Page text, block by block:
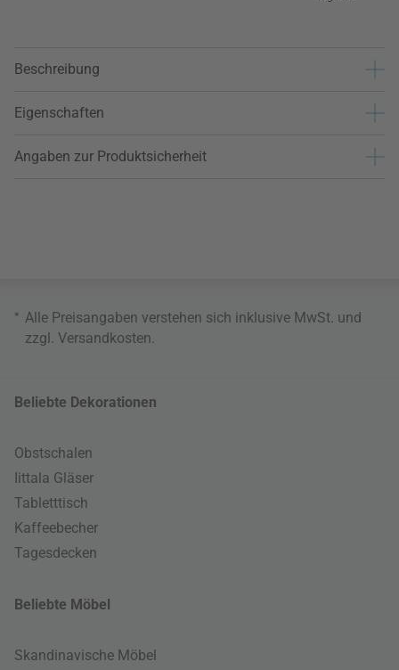
Beschreibung
Eigenschaften
Angaben zur Produktsicherheit
* Alle Preisangaben verstehen sich inklusive MwSt. und
zzgl. Versandkosten
Beliebte Dekorationen
Obstschalen
Iittala Gläser
Tabletttisch
Kaffeebecher
Tagesdecken
Beliebte Möbel
Skandinavische Möbel